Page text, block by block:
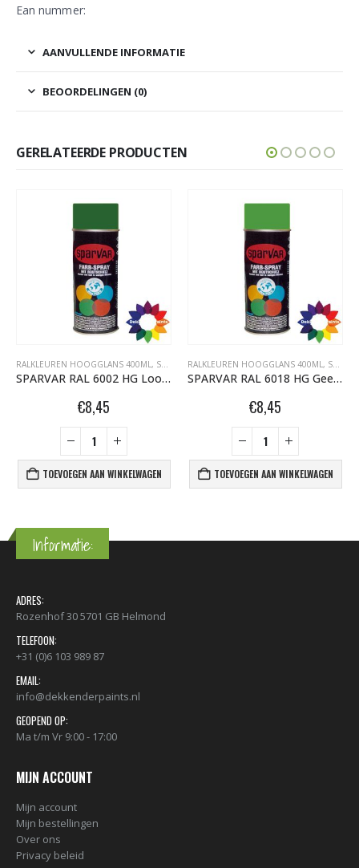
Ean nummer:
AANVULLENDE INFORMATIE
BEOORDELINGEN (0)
GERELATEERDE PRODUCTEN
RALKLEUREN HOOGGLANS 400ML , SPARVAR GRAFFITI SPUITBUSSEN
SPARVAR RAL 6002 HG Loofgroen
€8,45
TOEVOEGEN AAN WINKELWAGEN
RALKLEUREN HOOGGLANS 400ML , SPARVAR GRAFFITI SPUITBUSSEN
SPARVAR RAL 6018 HG Geelgroen
€8,45
TOEVOEGEN AAN WINKELWAGEN
Informatie:
ADRES:
Rozenhof 30 5701 GB Helmond
TELEFOON:
+31 (0)6 103 989 87
EMAIL:
info@dekkenderpaints.nl
GEOPEND OP:
Ma t/m Vr 9:00 - 17:00
MIJN ACCOUNT
Mijn account
Mijn bestellingen
Over ons
Privacy beleid